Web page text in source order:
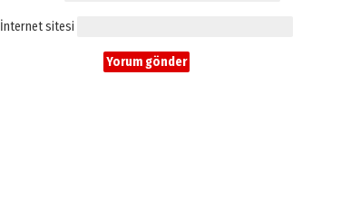
İnternet sitesi